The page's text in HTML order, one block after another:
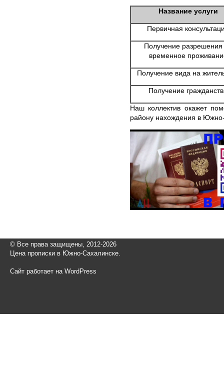
Название услуги
Первичная
Получение разрешения
временное
Получение вида на
Получение
Наш коллектив окажет
району нахождения в
© Все права защищены, 2012-2026
Цена прописки в Южно-Сахалинске.
Сайт работает на WordPress